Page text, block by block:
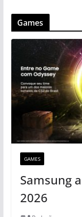
Games
GAMES
Samsung
2026